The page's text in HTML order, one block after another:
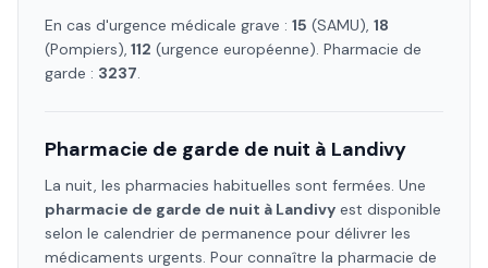
En cas d'urgence médicale grave : 15 (SAMU), 18
(Pompiers), 112 (urgence européenne). Pharmacie de
garde : 3237.
Pharmacie de garde de nuit à Landivy
La nuit, les pharmacies habituelles sont fermées. Une
pharmacie de garde de nuit à Landivy est disponible
selon le calendrier de permanence pour délivrer les
médicaments urgents. Pour connaître la pharmacie de